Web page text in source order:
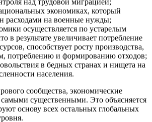
над трудовой миграцией;
экономиках, который
расходами на военные нужды;
осуществляется по устарелым
в результате увеличивает потребление
способствует росту производства,
потреблению и формированию отходов;
в бедных странах и нищета на
населения.
сообщества, экономические
существенными. Это объясняется
основу всех остальных глобальных